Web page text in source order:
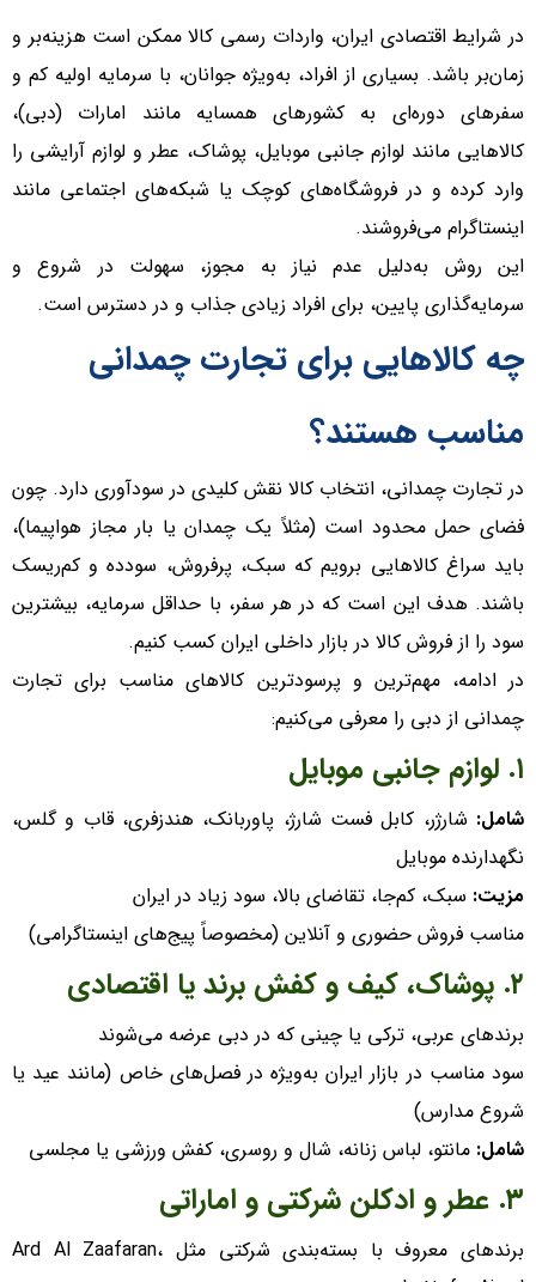
در شرایط اقتصادی ایران، واردات رسمی کالا ممکن است هزینه‌بر و
زمان‌بر باشد. بسیاری از افراد، به‌ویژه جوانان، با سرمایه اولیه کم و
سفر‌های دوره‌ای به کشور‌های همسایه مانند امارات (دبی)،
کالا‌هایی مانند لوازم جانبی موبایل، پوشاک، عطر و لوازم آرایشی را
وارد کرده و در فروشگاه‌های کوچک یا شبکه‌های اجتماعی مانند
اینستاگرام می‌فروشند.
این روش به‌دلیل عدم نیاز به مجوز، سهولت در شروع و
سرمایه‌گذاری پایین، برای افراد زیادی جذاب و در دسترس است.
چه کالا‌هایی برای تجارت چمدانی
مناسب هستند؟
در تجارت چمدانی، انتخاب کالا نقش کلیدی در سودآوری دارد. چون
فضای حمل محدود است (مثلاً یک چمدان یا بار مجاز هواپیما)،
باید سراغ کالا‌هایی برویم که سبک، پرفروش، سودده و کم‌ریسک
باشند. هدف این است که در هر سفر، با حداقل سرمایه، بیشترین
سود را از فروش کالا در بازار داخلی ایران کسب کنیم.
در ادامه، مهم‌ترین و پرسودترین کالا‌های مناسب برای تجارت
چمدانی از دبی را معرفی می‌کنیم:
۱. لوازم جانبی موبایل
شامل: شارژر، کابل فست شارژ، پاوربانک، هندزفری، قاب و گلس،
نگهدارنده موبایل
مزیت: سبک، کم‌جا، تقاضای بالا، سود زیاد در ایران
مناسب فروش حضوری و آنلاین (مخصوصاً پیج‌های اینستاگرامی)
۲. پوشاک، کیف و کفش برند یا اقتصادی
برند‌های عربی، ترکی یا چینی که در دبی عرضه می‌شوند
سود مناسب در بازار ایران به‌ویژه در فصل‌های خاص (مانند عید یا
شروع مدارس)
شامل: مانتو، لباس زنانه، شال و روسری، کفش ورزشی یا مجلسی
۳. عطر و ادکلن شرکتی و اماراتی
برند‌های معروف با بسته‌بندی شرکتی مثل Ard Al Zaafaran،